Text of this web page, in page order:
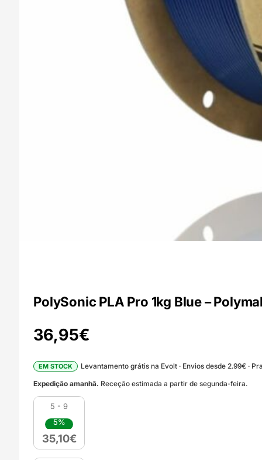
PolySonic PLA Pro 1kg Blue –
36,95€
EM STOCK
Levantamento grátis na Evolt · Envios desde 2.99€ ·
Expedição amanhã. Receção estimada a partir de segunda-feira.
5 - 9
5%
35,10€